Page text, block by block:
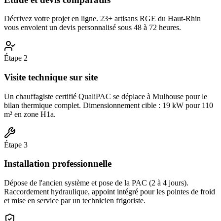
Décrivez votre projet en ligne. 23+ artisans RGE du Haut-Rhin
vous envoient un devis personnalisé sous 48 à 72 heures.
Étape 2
Visite technique sur site
Un chauffagiste certifié QualiPAC se déplace à Mulhouse pour le
bilan thermique complet. Dimensionnement cible : 19 kW pour 110
m² en zone H1a.
Étape 3
Installation professionnelle
Dépose de l'ancien système et pose de la PAC (2 à 4 jours).
Raccordement hydraulique, appoint intégré pour les pointes de froid
et mise en service par un technicien frigoriste.